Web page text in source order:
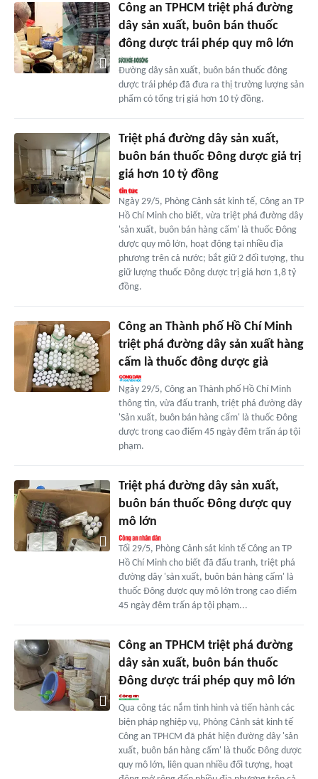
Công an TPHCM triệt phá đường
dây sản xuất, buôn bán thuốc
đông dược trái phép quy mô lớn
Đường dây sản xuất, buôn bán thuốc đông
dược trái phép đã đưa ra thị trường lượng sản
phẩm có tổng trị giá hơn 10 tỷ đồng.
Triệt phá đường dây sản xuất,
buôn bán thuốc Đông dược giả trị
giá hơn 10 tỷ đồng
Ngày 29/5, Phòng Cảnh sát kinh tế, Công an TP
Hồ Chí Minh cho biết, vừa triệt phá đường dây
'sản xuất, buôn bán hàng cấm' là thuốc Đông
dược quy mô lớn, hoạt động tại nhiều địa
phương trên cả nước; bắt giữ 2 đối tượng, thu
giữ lượng thuốc Đông dược trị giá hơn 1,8 tỷ
đồng.
Công an Thành phố Hồ Chí Minh
triệt phá đường dây sản xuất hàng
cấm là thuốc đông dược giả
Ngày 29/5, Công an Thành phố Hồ Chí Minh
thông tin, vừa đấu tranh, triệt phá đường dây
'Sản xuất, buôn bán hàng cấm' là thuốc Đông
dược trong cao điểm 45 ngày đêm trấn áp tội
phạm.
Triệt phá đường dây sản xuất,
buôn bán thuốc Đông dược quy
mô lớn
Tối 29/5, Phòng Cảnh sát kinh tế Công an TP
Hồ Chí Minh cho biết đã đấu tranh, triệt phá
đường dây 'sản xuất, buôn bán hàng cấm' là
thuốc Đông dược quy mô lớn trong cao điểm
45 ngày đêm trấn áp tội phạm...
Công an TPHCM triệt phá đường
dây sản xuất, buôn bán thuốc
Đông dược trái phép quy mô lớn
Qua công tác nắm tình hình và tiến hành các
biện pháp nghiệp vụ, Phòng Cảnh sát kinh tế
Công an TPHCM đã phát hiện đường dây 'sản
xuất, buôn bán hàng cấm' là thuốc Đông dược
quy mô lớn, liên quan nhiều đối tượng, hoạt